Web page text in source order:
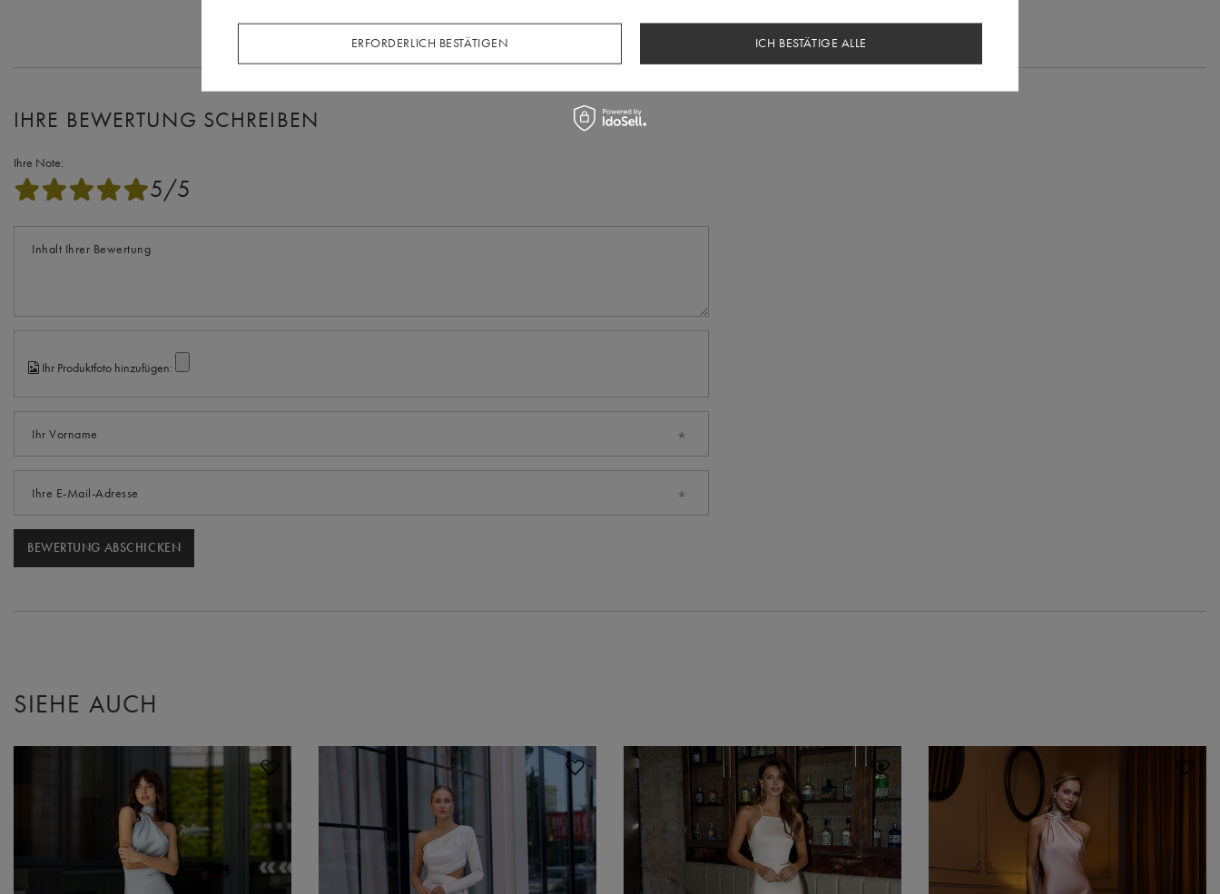
IHRE BEWERTUNG SCHREIBEN
Ihre Note:
5/5
Inhalt Ihrer Bewertung
Ihr Produktfoto hinzufügen:
Ihr Vorname
Ihre E-Mail-Adresse
BEWERTUNG ABSCHICKEN
SIEHE AUCH
ERFORDERLICH BESTÄTIGEN ICH BESTÄTIGE ALLE